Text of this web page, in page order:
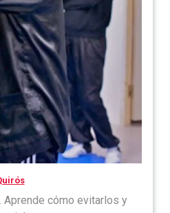
cómo evitarlos y